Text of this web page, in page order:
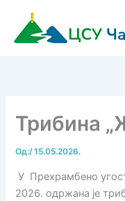
садржај
Трибина
Од:/15.05.2026.
У Прехрамбено
2026. одржана је